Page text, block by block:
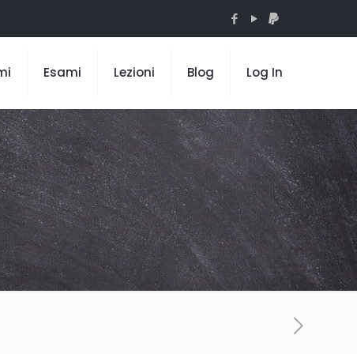
Esami Lezioni Blog Log In